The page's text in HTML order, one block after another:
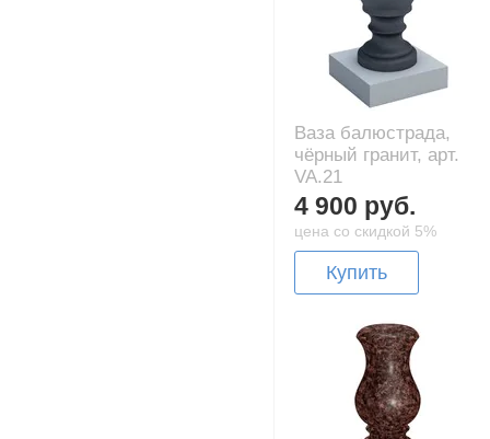
Ваза балюстрада,
чёрный гранит, арт.
VA.21
4 900 руб.
цена со скидкой 5%
Купить